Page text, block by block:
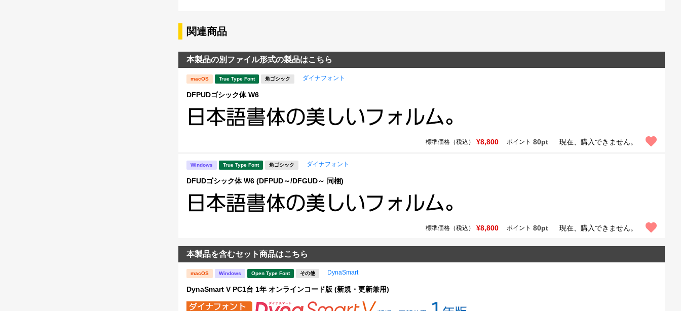
関連商品
本製品の別ファイル形式の製品はこちら
macOS True Type Font 角ゴシック ダイナフォント
DFPUDゴシック体 W6
標準価格（税込） ¥8,800 ポイント 80pt 現在、購入できません。
Windows True Type Font 角ゴシック ダイナフォント
DFUDゴシック体 W6 (DFPUD～/DFGUD～ 同梱)
標準価格（税込） ¥8,800 ポイント 80pt 現在、購入できません。
本製品を含むセット商品はこちら
macOS Windows Open Type Font その他 DynaSmart
DynaSmart V PC1台 1年 オンラインコード版 (新規・更新兼用)